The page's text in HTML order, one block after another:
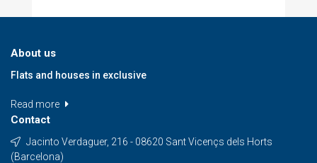
About us
Flats and houses in exclusive
Read more
Contact
Jacinto Verdaguer, 216 - 08620 Sant Vicençs dels Horts
(Barcelona)